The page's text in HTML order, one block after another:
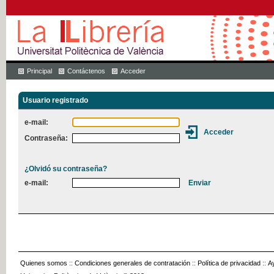
Principal Contáctenos Acceder
Usuario registrado
e-mail:
Contraseña:
¿Olvidó su contraseña?
e-mail:
Quienes somos :: Condiciones generales de contratación :: Política de privacidad ::